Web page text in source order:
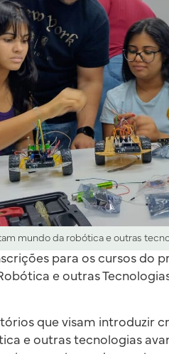
mundo da robótica e outras
para os cursos do
e outras
que visam introduzir
e outras tecnologias